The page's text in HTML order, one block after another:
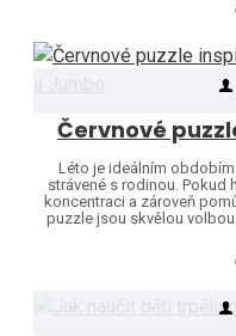
Léto je ideálním
strávené s rodinou. Pokud
koncentraci a zároveň
puzzle jsou skvělou